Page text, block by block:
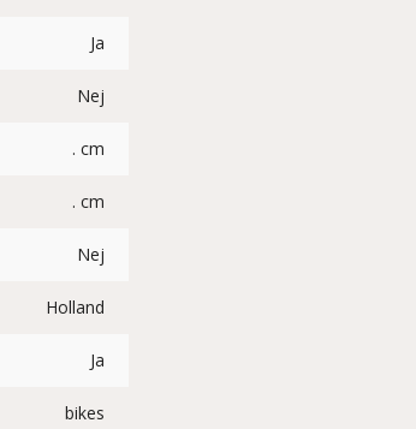
Ja
Nej
. cm
. cm
Nej
Holland
Ja
bikes